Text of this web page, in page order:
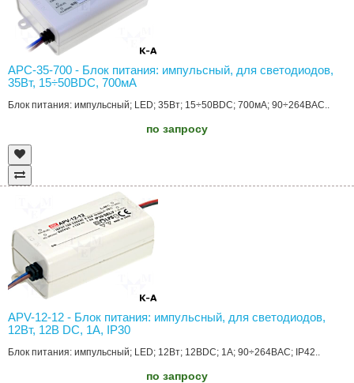
APC-35-700 - Блок питания: импульсный, для светодиодов,
35Вт, 15÷50ВDC, 700мА
Блок питания: импульсный; LED; 35Вт; 15÷50ВDC; 700мА; 90÷264ВAC..
по запросу
APV-12-12 - Блок питания: импульсный, для светодиодов,
12Вт, 12В DC, 1А, IP30
Блок питания: импульсный; LED; 12Вт; 12ВDC; 1А; 90÷264ВAC; IP42..
по запросу